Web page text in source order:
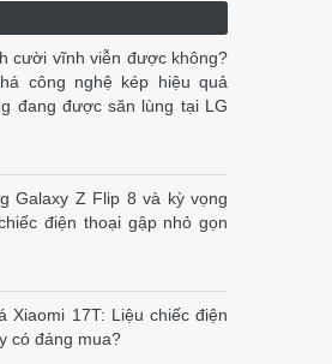
cười vĩnh viễn được không?
công nghệ kép hiệu quả
đang được săn lùng tại LG
Galaxy Z Flip 8 và kỳ vọng
điện thoại gập nhỏ gọn
Xiaomi 17T: Liệu chiếc điện
có đáng mua?